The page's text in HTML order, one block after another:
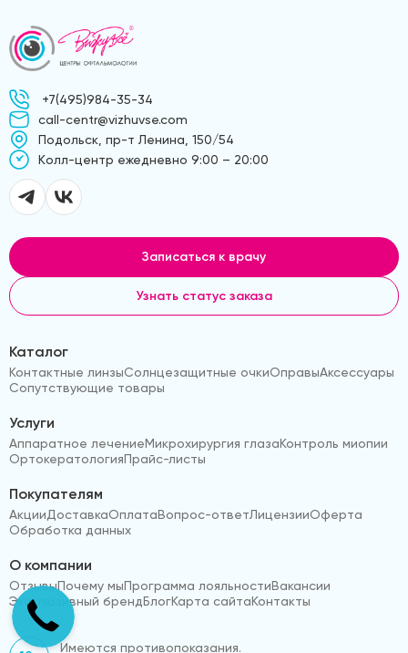
+7(495)984-35-34
call-centr@vizhuvse.com
Подольск, пр-т Ленина, 150/54
Kолл-центр ежедневно 9:00 – 20:00
Записаться к врачу
Узнать статус заказа
Каталог
Контактные линзыСолнцезащитные очкиОправыАксессуары
Сопутствующие товары
Услуги
Аппаратное лечениеМикрохирургия глазаКонтроль миопии
ОртокератологияПрайс-листы
Покупателям
АкцииДоставкаОплатаВопрос-ответЛицензииОферта
Обработка данных
О компании
ОтзывыПочему мыПрограмма лояльностиВакансии
Эксклюзивный брендБлогКарта сайтаКонтакты
Имеются противопоказания.